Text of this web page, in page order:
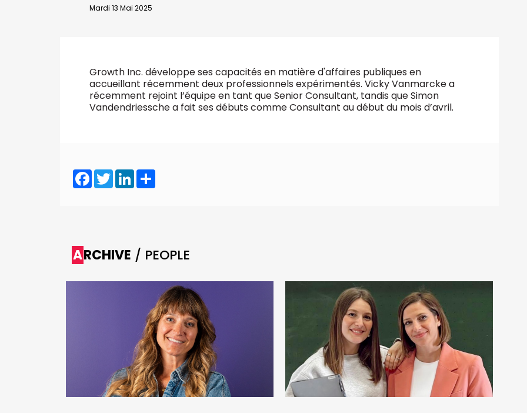
Mardi 13 Mai 2025
Growth Inc. développe ses capacités en matière d'affaires publiques en
accueillant récemment deux professionnels expérimentés. Vicky Vanmarcke a
récemment rejoint l’équipe en tant que Senior Consultant, tandis que Simon
Vandendriessche a fait ses débuts comme Consultant au début du mois d’avril.
Facebook
TwitterLinkedIn
ARCHIVE / PEOPLE